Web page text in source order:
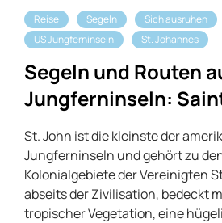
Reise Segeln Sich ausruhen
US Jungferninseln
St. Johannes
Segeln und Routen
Jungferninseln:
St. John ist die kleinste der
Jungferninseln und gehört zu
Kolonialgebiete der Vereinigten
abseits der Zivilisation, bedeckt
tropischer Vegetation, eine